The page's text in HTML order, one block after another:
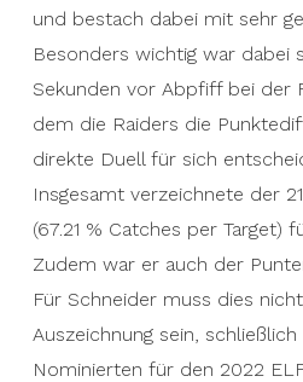
und bestach dabei mit sehr
Besonders wichtig war dabei
Sekunden vor Abpfiff bei der
dem die Raiders die
direkte Duell für sich
Insgesamt verzeichnete der
(67.21 % Catches per Target)
Zudem war er auch der
Für Schneider muss dies
Auszeichnung sein,
Nominierten für den 2022